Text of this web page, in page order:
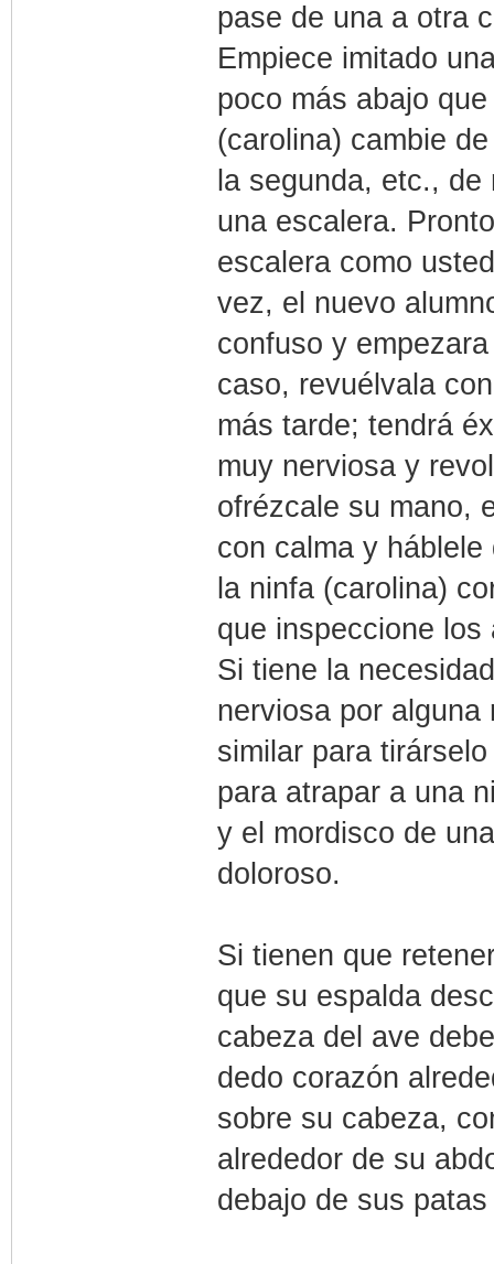
pase de una a otra
Empiece imitado
poco más abajo
(carolina) cambie
la segunda, etc.,
una escalera.
escalera como
vez, el nuevo
confuso y
caso, revuélvala
más tarde; tendrá
muy nerviosa y
ofrézcale su mano,
con calma y
la ninfa (carolina)
que inspeccione
Si tiene la
nerviosa por
similar para
para atrapar a una
y el mordisco de
doloroso.
Si tienen que
que su espalda
cabeza del ave
dedo corazón
sobre su cabeza,
alrededor de su
debajo de sus